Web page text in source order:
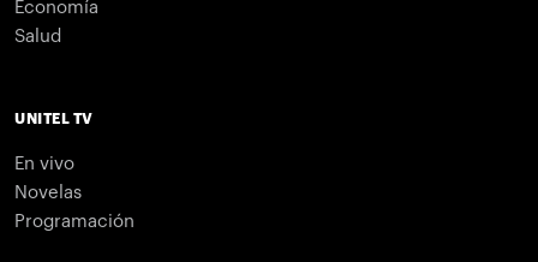
Economía
Salud
UNITEL TV
En vivo
Novelas
Programación